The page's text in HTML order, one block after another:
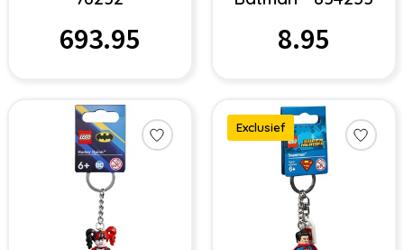
693.95 8.95
Exclusief